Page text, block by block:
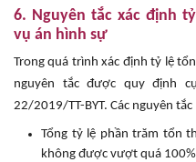
6. Nguyên tắc xác định
vụ án hình sự
Trong quá trình xác định tỷ lệ
nguyên tắc được quy định
22/2019/TT-BYT. Các nguyên
Tổng tỷ lệ phần trăm tổn
không được vượt quá